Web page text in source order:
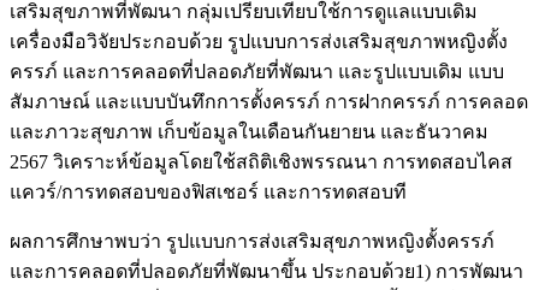
เสริมสุขภาพที่พัฒนา กลุ่มเปรียบเทียบใช้การดูแลแบบเดิม
เครื่องมือวิจัยประกอบด้วย รูปแบบการส่งเสริมสุขภาพหญิงตั้ง
ครรภ์ และการคลอดที่ปลอดภัยที่พัฒนา และรูปแบบเดิม แบบ
สัมภาษณ์ และแบบบันทึกการตั้งครรภ์ การฝากครรภ์ การคลอด
และภาวะสุขภาพ เก็บข้อมูลในเดือนกันยายน และธันวาคม
2567 วิเคราะห์ข้อมูลโดยใช้สถิติเชิงพรรณนา การทดสอบไคส
แควร์/การทดสอบของฟิสเชอร์ และการทดสอบที
ผลการศึกษาพบว่า รูปแบบการส่งเสริมสุขภาพหญิงตั้งครรภ์
และการคลอดที่ปลอดภัยที่พัฒนาขึ้น ประกอบด้วย1) การพัฒนา